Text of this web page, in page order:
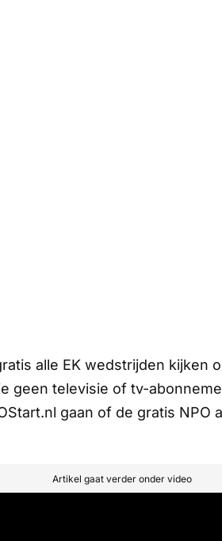
alle EK wedstrijden kijken
geen televisie of tv-
gaan of de gratis NPO
Artikel gaat verder onder video